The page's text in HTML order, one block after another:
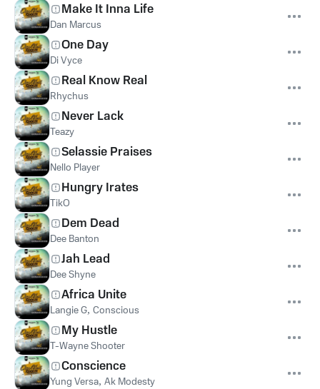
Make It Inna Life
Dan Marcus
One Day
Di Vyce
Real Know Real
Rhychus
Never Lack
Teazy
Selassie Praises
Nello Player
Hungry Irates
TikO
Dem Dead
Dee Banton
Jah Lead
Dee Shyne
Africa Unite
Langie G, Conscious
My Hustle
T-Wayne Shooter
Conscience
Yung Versa, Ak Modesty